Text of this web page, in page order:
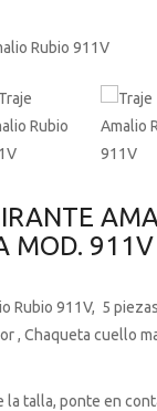
MOD. 911V
Rubio 911V, 5
, Chaqueta cuello
la talla, ponte en